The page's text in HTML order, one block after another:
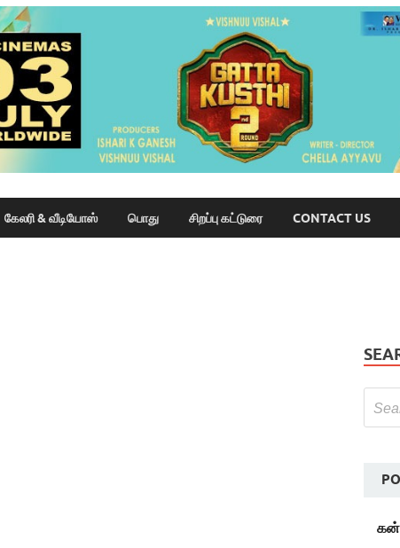
கேலரி & வீடியோஸ் பொது சிறப்பு கட்டுரை CONTACT US